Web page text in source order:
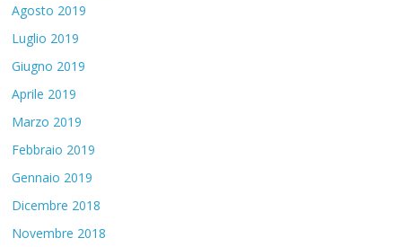
Agosto 2019
Luglio 2019
Giugno 2019
Aprile 2019
Marzo 2019
Febbraio 2019
Gennaio 2019
Dicembre 2018
Novembre 2018